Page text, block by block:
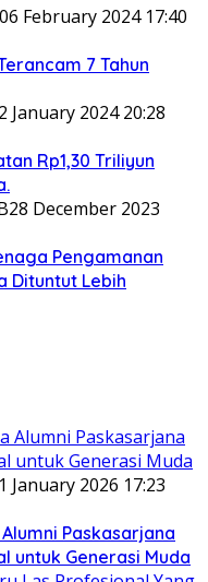
06 February 2024 17:40
7 Tahun
January 2024 20:28
Rp1,30 Triliyun
28 December 2023
Pengamanan
Dituntut Lebih
January 2026 17:23
Paskasarjana
untuk Generasi Muda